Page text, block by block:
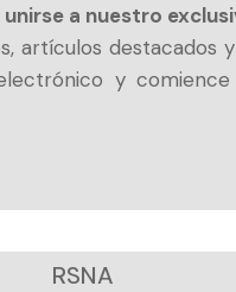
a nuestro
artículos destacados
y
RSNA